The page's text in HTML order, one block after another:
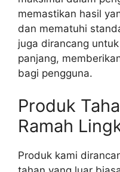
memastikan hasil
dan mematuhi
juga dirancang
panjang,
bagi pengguna.
Produk
Ramah
Produk kami